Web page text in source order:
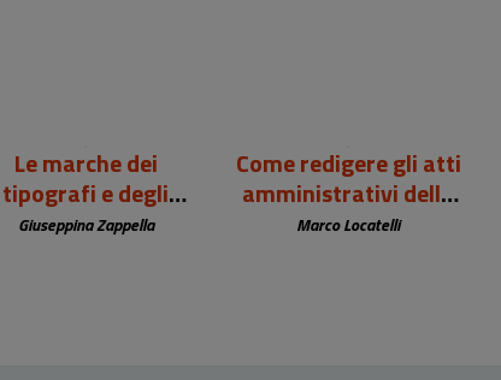
Le marche dei
tipografi e degli
editori europei (sec.
Giuseppina Zappella
Come redigere gli atti
amministrativi della
biblioteca
Marco Locatelli